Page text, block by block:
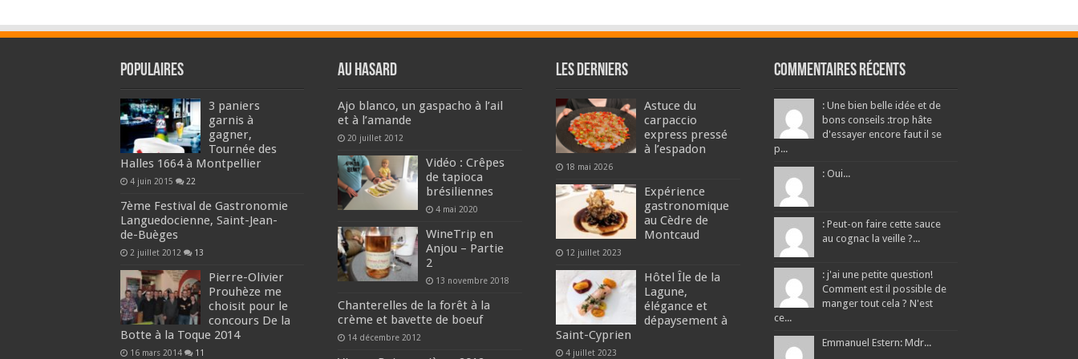
Populaires
3 paniers
garnis à
gagner,
Tournée des
Halles 1664 à Montpellier
4 juin 2015 22
7ème Festival de Gastronomie
Languedocienne, Saint-Jean-
de-Buèges
2 juillet 2012 13
Pierre-Olivier
Prouhèze me
choisit pour le
concours De la
Botte à la Toque 2014
16 mars 2014 11
Au hasard
Ajo blanco, un gaspacho à l’ail
et à l’amande
20 juillet 2012
Vidéo : Crêpes
de tapioca
brésiliennes
4 mai 2020
WineTrip en
Anjou – Partie
2
13 novembre 2018
Chanterelles de la forêt à la
crème et bavette de boeuf
14 décembre 2012
Les derniers
Astuce du
carpaccio
express pressé
à l’espadon
18 mai 2026
Expérience
gastronomique
au Cèdre de
Montcaud
12 juillet 2023
Hôtel Île de la
Lagune,
élégance et
dépaysement à
Saint-Cyprien
4 juillet 2023
Commentaires récents
: Une bien belle idée et de
bons conseils :trop hâte
d'essayer encore faut il se
p...
: Oui...
: Peut-on faire cette sauce
au cognac la veille ?...
: j'ai une petite question!
Comment est il possible de
manger tout cela ? N'est
ce...
Emmanuel Estern: Mdr...